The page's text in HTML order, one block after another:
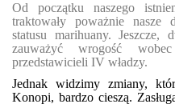
Od początku naszego
traktowały poważnie nasze
statusu marihuany. Jeszcze,
zauważyć wrogość
przedstawicieli IV władzy.
Jednak widzimy zmiany,
Konopi, bardzo cieszą.